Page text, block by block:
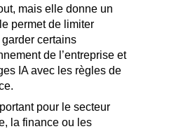
mais elle donne un
permet de limiter
certains
de l’entreprise et
IA avec les règles de
pour le secteur
la finance ou les